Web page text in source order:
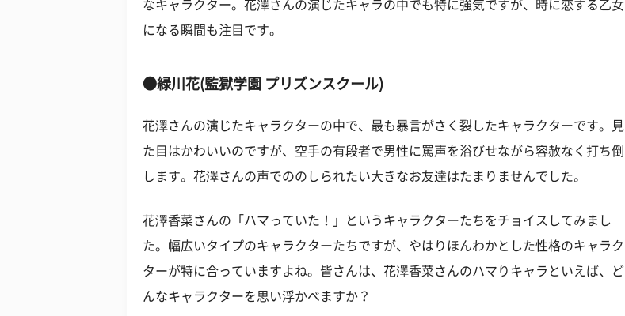
なキャラクター。花澤さんの演じたキャラの中でも特に強気ですが、時に恋する乙女
になる瞬間も注目です。
●緑川花(監獄学園 プリズンスクール)
花澤さんの演じたキャラクターの中で、最も暴言がさく裂したキャラクターです。見
た目はかわいいのですが、空手の有段者で男性に罵声を浴びせながら容赦なく打ち倒
します。花澤さんの声でののしられたい大きなお友達はたまりませんでした。
花澤香菜さんの「ハマっていた！」というキャラクターたちをチョイスしてみまし
た。幅広いタイプのキャラクターたちですが、やはりほんわかとした性格のキャラク
ターが特に合っていますよね。皆さんは、花澤香菜さんのハマりキャラといえば、ど
んなキャラクターを思い浮かべますか？